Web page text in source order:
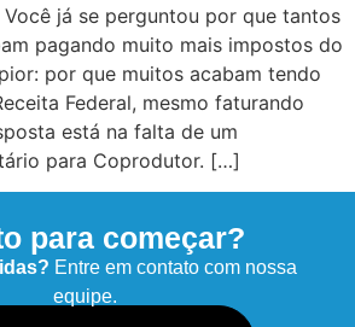
Você já se perguntou por que tantos
pagando muito mais impostos do
por que muitos acabam tendo
Federal, mesmo faturando
está na falta de um
para Coprodutor. […]
para começar?
Entre em contato com nossa
equipe.